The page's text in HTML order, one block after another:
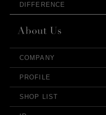
DIFFERENCE
COMPANY
PROFILE
SHOP LIST